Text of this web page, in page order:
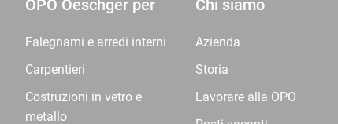
OPO Oeschger per
Falegnami e arredi interni
Carpentieri
Costruzioni in vetro e
metallo
Chi siamo
Azienda
Storia
Lavorare alla OPO